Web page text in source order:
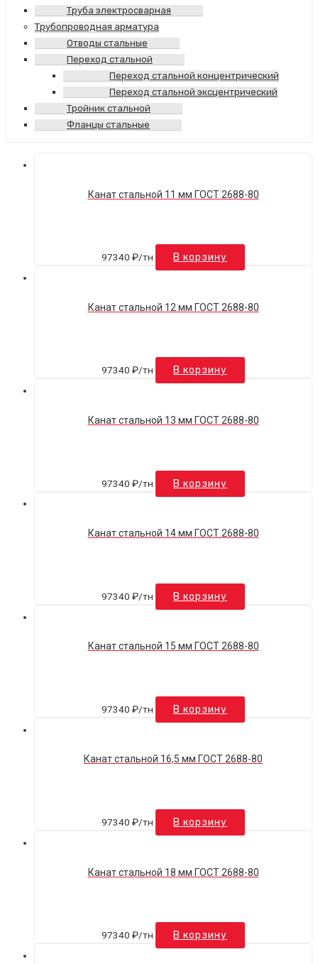
Труба электросварная
Трубопроводная арматура
Отводы стальные
Переход стальной
Переход стальной концентрический
Переход стальной эксцентрический
Тройник стальной
Фланцы стальные
Канат стальной 11 мм ГОСТ 2688-80
97340 ₽/тн В корзину
Канат стальной 12 мм ГОСТ 2688-80
97340 ₽/тн В корзину
Канат стальной 13 мм ГОСТ 2688-80
97340 ₽/тн В корзину
Канат стальной 14 мм ГОСТ 2688-80
97340 ₽/тн В корзину
Канат стальной 15 мм ГОСТ 2688-80
97340 ₽/тн В корзину
Канат стальной 16,5 мм ГОСТ 2688-80
97340 ₽/тн В корзину
Канат стальной 18 мм ГОСТ 2688-80
97340 ₽/тн В корзину